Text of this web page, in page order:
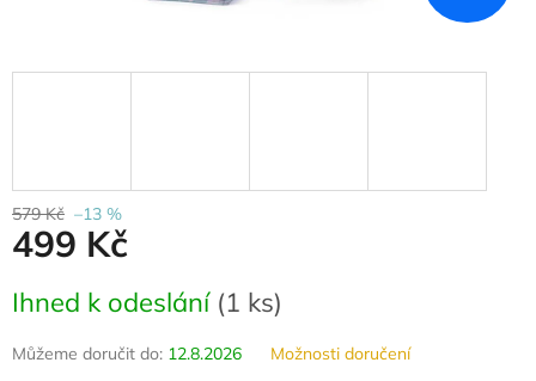
579 Kč –13 %
499 Kč
cena:
Ihned k odeslání (1 ks)
Můžeme doručit do: 12.8.2026 Možnosti doručení